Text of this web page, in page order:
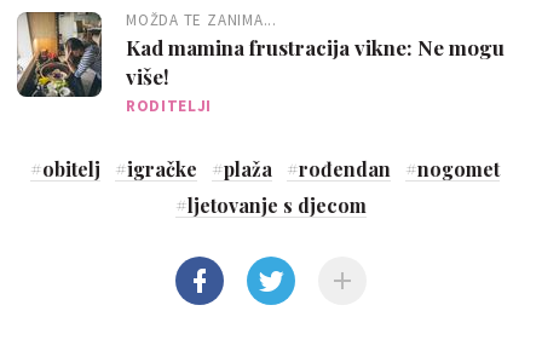
MOŽDA TE ZANIMA...
Kad mamina frustracija vikne: Ne mogu
više!
RODITELJI
#obitelj #igračke #plaža #rođendan #nogomet
#ljetovanje s djecom